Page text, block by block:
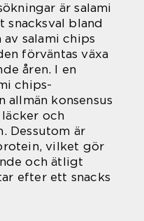
är salami
bland
av salami chips
förväntas växa
åren. I en
chips-
allmän konsensus
och
Dessutom är
vilket gör
och ätligt
efter ett snacks